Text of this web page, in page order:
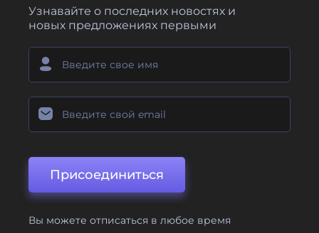
Узнавайте о последних новостях и
новых предложениях первыми
Присоединиться
Вы можете отписаться в любое время